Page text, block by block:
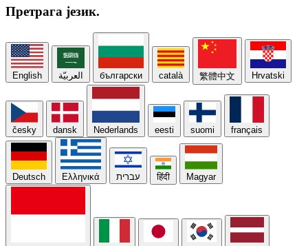
Претрага језик.
English العربيّة български català 繁體中文 Hrvatski
česky dansk Nederlands eesti suomi français
Deutsch Ελληνικά עברית हिंदी Magyar